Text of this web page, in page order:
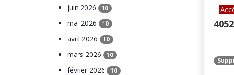
juin 2026 10
mai 2026 10
avril 2026 10
mars 2026 10
février 2026 10